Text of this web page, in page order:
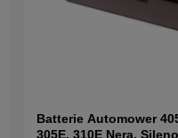
Batterie Automower
305E, 310E Nera,